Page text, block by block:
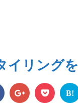
イリング
B!